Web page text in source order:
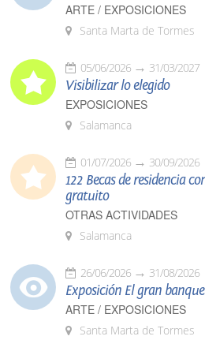
ARTE / EXPOSICIONES
Santa Marta de Tormes
05/06/2026 31/03/2027
Visibilizar lo elegido
EXPOSICIONES
Salamanca
01/07/2026 30/09/2026
122 Becas de residencia
gratuito
OTRAS ACTIVIDADES
Salamanca
26/06/2026 31/08/2026
Exposición El gran
ARTE / EXPOSICIONES
Santa Marta de Tormes